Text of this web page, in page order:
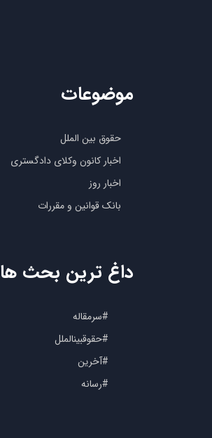
حقوق بین الملل
اخبار کانون وکلای دادگستری
اخبار روز
بانک قوانین و مقررات
موضوعات
#سرمقاله
#حقوقبینالملل
#آخرین
#رسانه
داغ ترین بحث ها